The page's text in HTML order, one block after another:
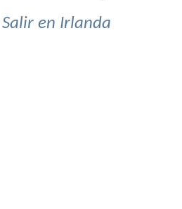
en Irlanda